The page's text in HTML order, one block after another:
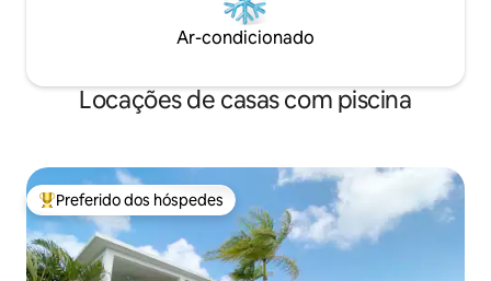
Ar-condicionado
Locações de casas com piscina
Entre os melhores preferidos dos hóspedes
Preferido dos hóspedes